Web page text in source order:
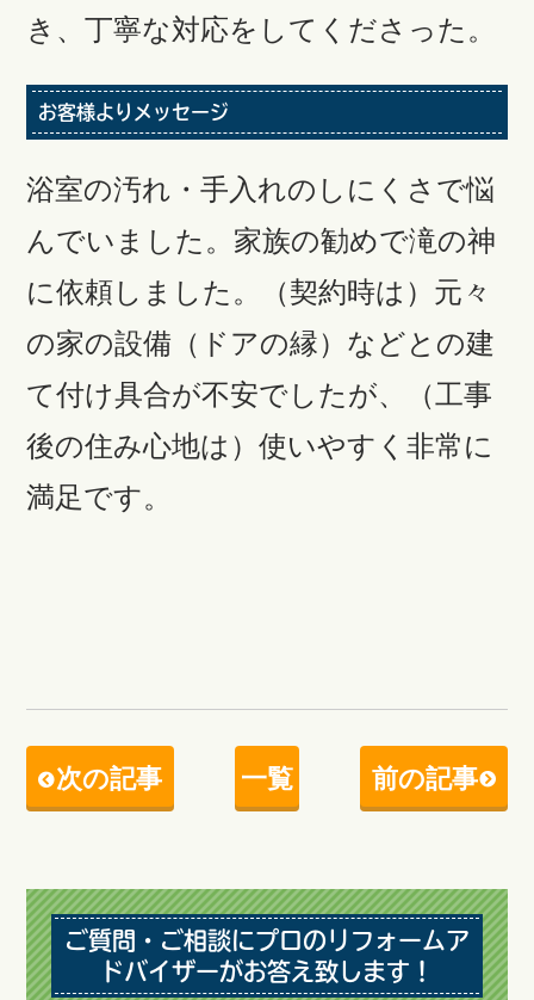
き、丁寧な対応をしてくださった。
お客様よりメッセージ
浴室の汚れ・手入れのしにくさで悩
んでいました。家族の勧めで滝の神
に依頼しました。（契約時は）元々
の家の設備（ドアの縁）などとの建
て付け具合が不安でしたが、（工事
後の住み心地は）使いやすく非常に
満足です。
次の記事 一覧 前の記事
ご質問・ご相談にプロのリフォームア
ドバイザーがお答え致します！